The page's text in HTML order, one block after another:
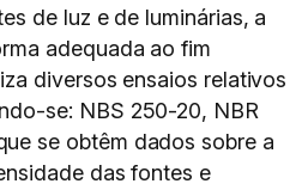
de luz e de luminárias, a
adequada ao fim
diversos ensaios relativos
se: NBS 250-20, NBR
se obtêm dados sobre a
das fontes e